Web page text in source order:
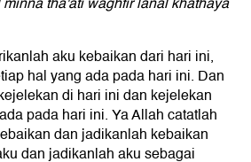
aku kebaikan dari hari ini,
hal yang ada pada hari ini. Dan
di hari ini dan kejelekan
pada hari ini. Ya Allah catatlah
dan jadikanlah kebaikan
dan jadikanlah aku sebagai